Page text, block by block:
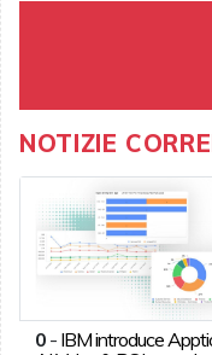
NOTIZIE
0- IBM introduce